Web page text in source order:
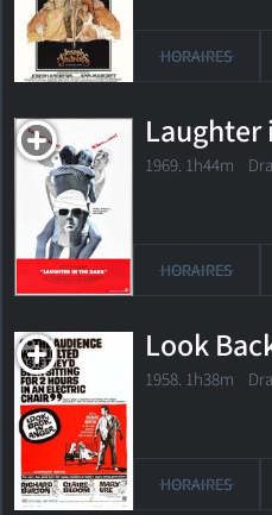
HORAIRES
Laughter
1969. 1h44m
HORAIRES
Look
1958. 1h38m
HORAIRES